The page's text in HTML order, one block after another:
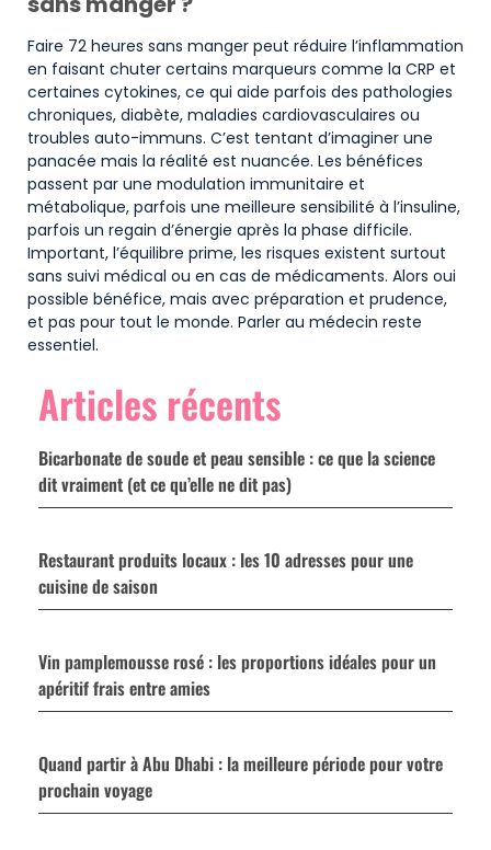
Faire 72 heures sans manger peut réduire l’inflammation
en faisant chuter certains marqueurs comme la CRP et
certaines cytokines, ce qui aide parfois des pathologies
chroniques, diabète, maladies cardiovasculaires ou
troubles auto-immuns. C’est tentant d’imaginer une
panacée mais la réalité est nuancée. Les bénéfices
passent par une modulation immunitaire et
métabolique, parfois une meilleure sensibilité à l’insuline,
parfois un regain d’énergie après la phase difficile.
Important, l’équilibre prime, les risques existent surtout
sans suivi médical ou en cas de médicaments. Alors oui
possible bénéfice, mais avec préparation et prudence,
et pas pour tout le monde. Parler au médecin reste
essentiel.
Articles récents
Bicarbonate de soude et peau sensible : ce que la science
dit vraiment (et ce qu’elle ne dit pas)
Restaurant produits locaux : les 10 adresses pour une
cuisine de saison
Vin pamplemousse rosé : les proportions idéales pour un
apéritif frais entre amies
Quand partir à Abu Dhabi : la meilleure période pour votre
prochain voyage